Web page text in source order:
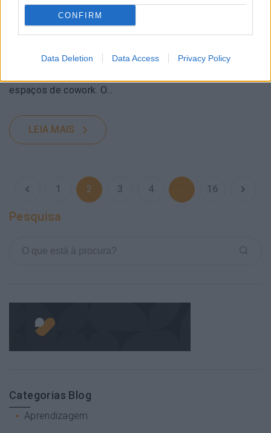
CONFIRM
Data Deletion Data Access Privacy Policy
O NOVO DESIGN DO TRABALHO
Desde pequenas cidades corporativas que permitem aos
trabalho para aceder a uma multiplicidade de serviços, a
espaços de cowork. O…
LEIA MAIS
1 2 3 4 … 16
Pesquisa
Categorias Blog
Aprendizagem